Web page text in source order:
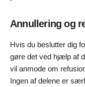
Annullering og
Hvis du beslutter dig
gøre det ved hjælp af
vil anmode om
Ingen af delene er